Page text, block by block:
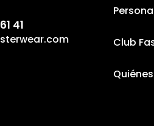
41
Club